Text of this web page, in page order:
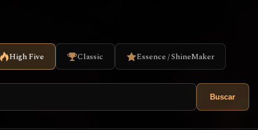
High Five Classic Essence / ShineMaker
Buscar